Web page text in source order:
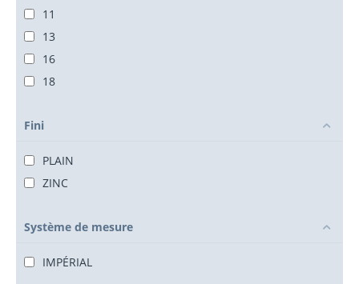
11
13
16
18
Fini
PLAIN
ZINC
Système de mesure
IMPÉRIAL